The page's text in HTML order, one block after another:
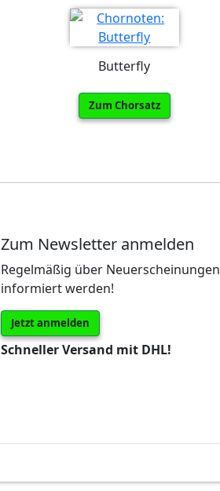
Butterfly
Zum Chorsatz
Zum Newsletter anmelden
Regelmäßig über Neuerscheinungen
informiert werden!
Jetzt anmelden
Schneller Versand mit DHL!